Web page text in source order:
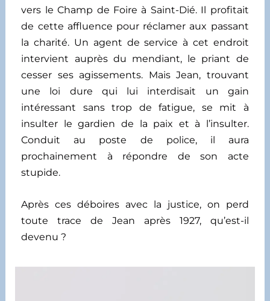
vers le Champ de Foire à Saint-Dié. Il profitait
de cette affluence pour réclamer aux passant
la charité. Un agent de service à cet endroit
intervient auprès du mendiant, le priant de
cesser ses agissements. Mais Jean, trouvant
une loi dure qui lui interdisait un gain
intéressant sans trop de fatigue, se mit à
insulter le gardien de la paix et à l’insulter.
Conduit au poste de police, il aura
prochainement à répondre de son acte
stupide.
Après ces déboires avec la justice, on perd
toute trace de Jean après 1927, qu’est-il
devenu ?